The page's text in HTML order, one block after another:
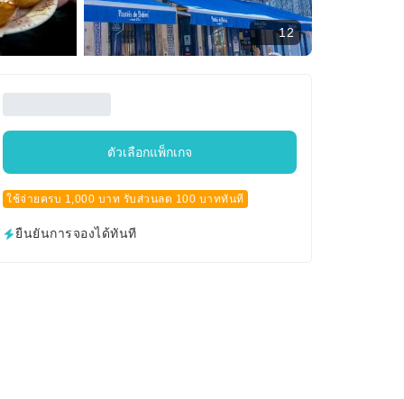
12
ตัวเลือกแพ็กเกจ
ใช้จ่ายครบ 1,000 บาท รับส่วนลด 100 บาททันที
ยืนยันการจองได้ทันที